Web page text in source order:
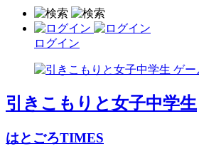
ログイン
引きこもりと女子中学生
はとごろTIMES